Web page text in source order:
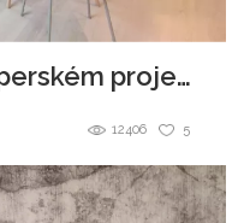
Vzorový byt v developerském projektu
5
12406